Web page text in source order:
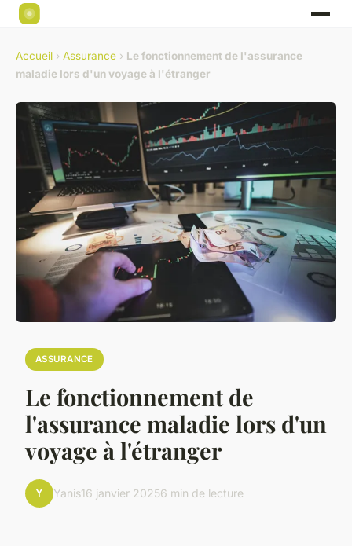
Accueil › Assurance › Le fonctionnement de l'assurance
maladie lors d'un voyage à l'étranger
ASSURANCE
Le fonctionnement de
l'assurance maladie lors d'un
voyage à l'étranger
Y Yanis16 janvier 20256 min de lecture